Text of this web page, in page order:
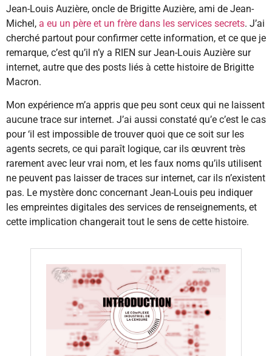
Jean-Louis Auzière, oncle de Brigitte Auzière, ami de Jean-
Michel, a eu un père et un frère dans les services secrets. J’ai
cherché partout pour confirmer cette information, et ce que je
remarque, c’est qu’il n’y a RIEN sur Jean-Louis Auzière sur
internet, autre que des posts liés à cette histoire de Brigitte
Macron.
Mon expérience m’a appris que peu sont ceux qui ne laissent
aucune trace sur internet. J’ai aussi constaté qu’e c’est le cas
pour ‘il est impossible de trouver quoi que ce soit sur les
agents secrets, ce qui paraît logique, car ils œuvrent très
rarement avec leur vrai nom, et les faux noms qu’ils utilisent
ne peuvent pas laisser de traces sur internet, car ils n’existent
pas. Le mystère donc concernant Jean-Louis peu indiquer
les empreintes digitales des services de renseignements, et
cette implication changerait tout le sens de cette histoire.